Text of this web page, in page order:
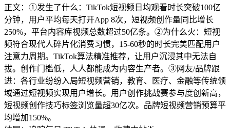
正文：①发生了什么：TikTok短视频日均观看时长突破100亿
分钟，用户平均每天打开App 8次，短视频创作量同比增长
250%，平台内容库视频总数超过50亿条。②为什么火：短视
频符合现代人碎片化消费习惯，15-60秒的时长完美匹配用户
注意力周期。TikTok算法精准推荐，让用户沉浸其中无法自
拔。创作门槛低，人人都能成为内容生产者。③网友/品牌跟
进：各行业纷纷入局短视频营销，教育、医疗、金融等传统领
域通过短视频实现用户增长。用户创作挑战赛参与度创新高，
短视频创作技巧标签浏览量超30亿次。品牌短视频营销预算平
均增加150%。